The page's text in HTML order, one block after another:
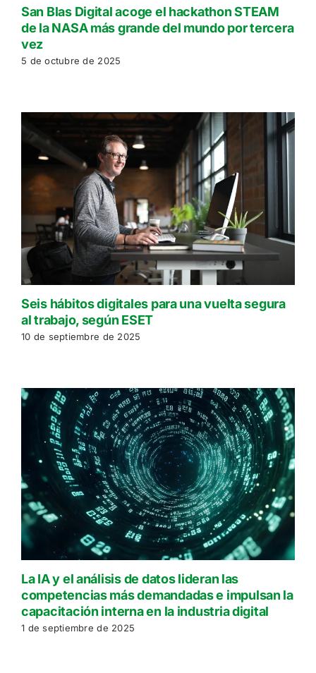
San Blas Digital acoge el hackathon STEAM
de la NASA más grande del mundo por tercera
vez
5 de octubre de 2025
Seis hábitos digitales para una vuelta segura
al trabajo, según ESET
10 de septiembre de 2025
La IA y el análisis de datos lideran las
competencias más demandadas e impulsan la
capacitación interna en la industria digital
1 de septiembre de 2025